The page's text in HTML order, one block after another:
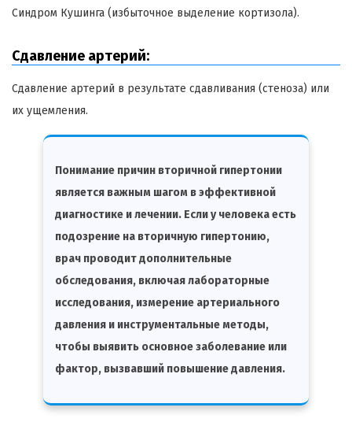
Синдром Кушинга (избыточное выделение кортизола).
Сдавление артерий:
Сдавление артерий в результате сдавливания (стеноза) или
их ущемления.
Понимание причин вторичной гипертонии
является важным шагом в эффективной
диагностике и лечении. Если у человека есть
подозрение на вторичную гипертонию,
врач проводит дополнительные
обследования, включая лабораторные
исследования, измерение артериального
давления и инструментальные методы,
чтобы выявить основное заболевание или
фактор, вызвавший повышение давления.